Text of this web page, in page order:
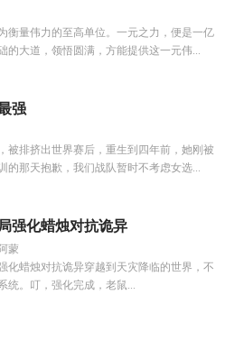
衡量伟力的至高单位。一元之力，便是一亿
的大道，领悟圆满，方能提供这一元伟...
强
被排挤出世界赛后，重生到四年前，她刚被
的那天抱歉，我们战队暂时不考虑女选...
强化蜡烛对抗诡异
蒙
化蜡烛对抗诡异穿越到天灾降临的世界，不
统。叮，强化完成，老鼠...